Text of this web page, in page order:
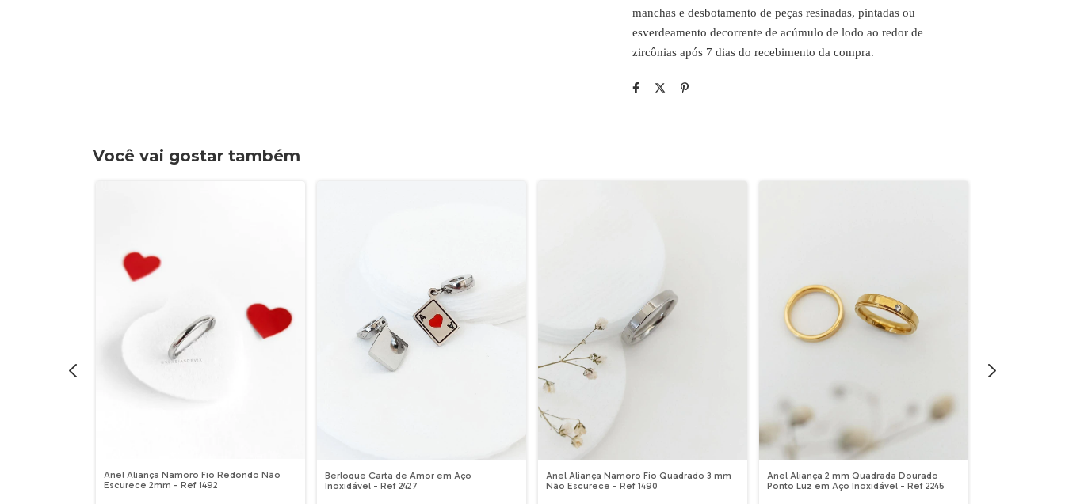
manchas e desbotamento de peças resinadas, pintadas ou
esverdeamento decorrente de acúmulo de lodo ao redor de
zircônias após 7 dias do recebimento da compra.
Você vai gostar também
Anel Aliança Namoro Fio Redondo Não
Escurece 2mm - Ref 1492
Berloque Carta de Amor em Aço
Inoxidável - Ref 2427
Anel Aliança Namoro Fio Quadrado 3 mm
Não Escurece - Ref 1490
Anel Aliança 2 mm Quadrada Dourado
Ponto Luz em Aço Inoxidável - Ref 2245